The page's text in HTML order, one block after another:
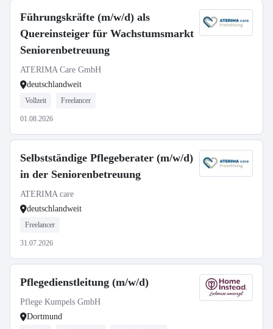
Führungskräfte (m/w/d) als
Quereinsteiger für Wachstumsmarkt
Seniorenbetreuung
ATERIMA Care GmbH
deutschlandweit
Vollzeit Freelancer
01.08.2026
Selbstständige Pflegeberater (m/w/d)
in der Seniorenbetreuung
ATERIMA care
deutschlandweit
Freelancer
31.07.2026
Pflegedienstleitung (m/w/d)
Pflege Kumpels GmbH
Dortmund